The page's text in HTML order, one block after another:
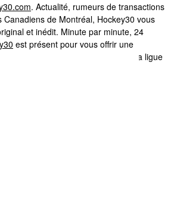
. Actualité, rumeurs de transactions
Canadiens de Montréal, Hockey30 vous
et inédit. Minute par minute, 24
est présent pour vous offrir une
des Canadiens de Montréal et de la ligue
Hockey30